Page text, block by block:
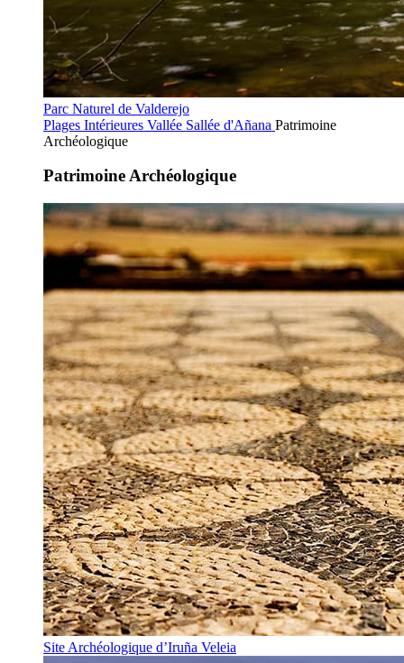
Parc Naturel de Valderejo
Plages Intérieures Vallée Sallée d'Añana Patrimoine
Archéologique
Patrimoine Archéologique
Site Archéologique d’Iruña Veleia